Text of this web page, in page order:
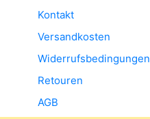
Kontakt
Versandkosten
Widerrufsbedingungen
Retouren
AGB